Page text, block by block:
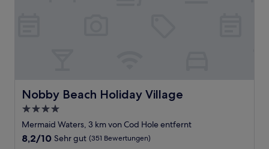
Nobby Beach Holiday Village
Nobby Beach Holiday Village
4.0-
Sterne-
Unterkunft
Mermaid Waters, 3 km von Cod Hole entfernt
8.2
8,2/10 Sehr gut (351 Bewertungen)